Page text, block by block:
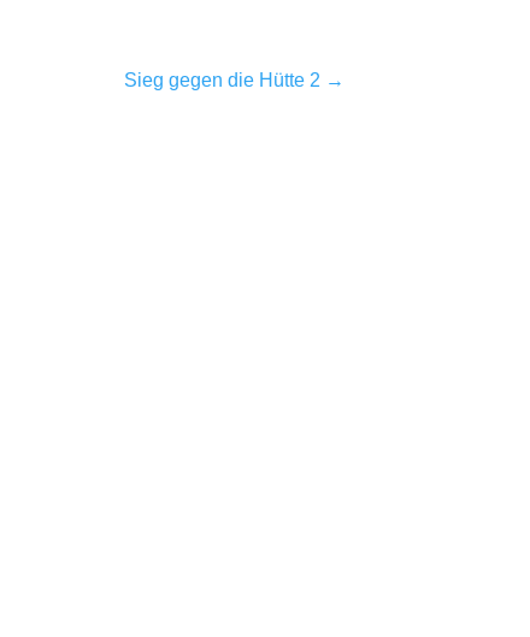
Sieg gegen die Hütte 2 →